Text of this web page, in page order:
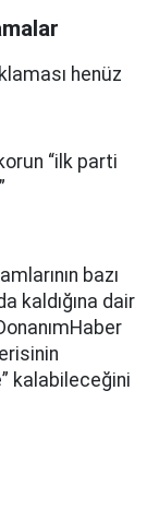
henüz
“ilk parti
bazı
kaldığına dair
kalabileceğini